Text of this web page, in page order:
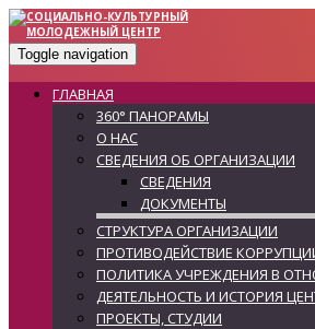
Toggle navigation
ГЛАВНАЯ
360° ПАНОРАМЫ
О НАС
СВЕДЕНИЯ ОБ ОРГАНИЗАЦИИ
СВЕДЕНИЯ
ДОКУМЕНТЫ
СТРУКТУРА ОРГАНИЗАЦИИ
ПРОТИВОДЕЙСТВИЕ
ПОЛИТИКА УЧРЕЖДЕНИЯ В
ДЕЯТЕЛЬНОСТЬ И ИСТОРИЯ
ПРОЕКТЫ, СТУДИИ